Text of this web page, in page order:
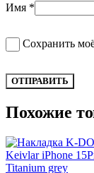
Имя *
Сохранить
Похожие